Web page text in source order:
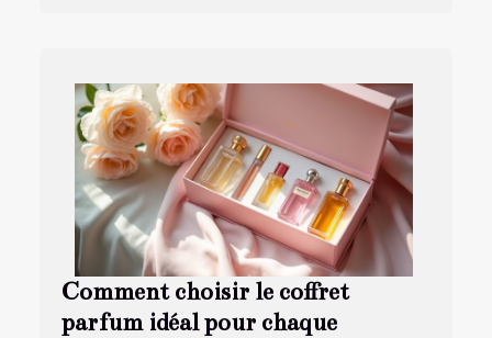
Comment choisir le coffret
parfum idéal pour chaque